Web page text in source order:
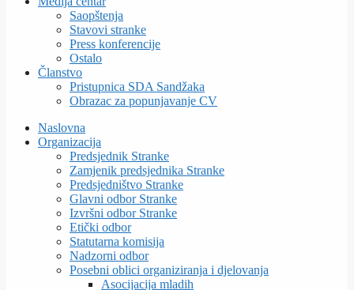
Saopštenja
Stavovi stranke
Press konferencije
Ostalo
Članstvo
Pristupnica SDA Sandžaka
Obrazac za popunjavanje CV
Naslovna
Organizacija
Predsjednik Stranke
Zamjenik predsjednika Stranke
Predsjedništvo Stranke
Glavni odbor Stranke
Izvršni odbor Stranke
Etički odbor
Statutarna komisija
Nadzorni odbor
Posebni oblici organiziranja i djelovanja
Asocijacija mladih